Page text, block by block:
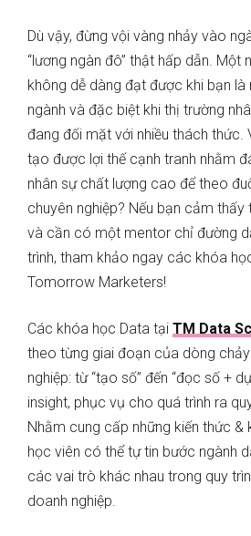
Dù vậy, đừng vội vàng nhảy vào
“lương ngàn đô” thật hấp dẫn.
không dễ dàng đạt được khi bạn là
ngành và đặc biệt khi thị trường
đang đối mặt với nhiều thách thức.
tạo được lợi thế cạnh tranh nhằm
nhân sự chất lượng cao để theo
chuyên nghiệp? Nếu bạn cảm
và cần có một mentor chỉ đường
trình, tham khảo ngay các khóa
Tomorrow Marketers!
Các khóa học Data tại TM Data
theo từng giai đoạn của dòng
nghiệp: từ “tạo số” đến “đọc số +
insight, phục vụ cho quá trình ra
Nhằm cung cấp những kiến thức &
học viên có thể tự tin bước ngành
các vai trò khác nhau trong quy
doanh nghiệp.